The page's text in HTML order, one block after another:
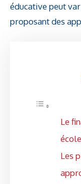
éducative peut
proposant des
Le
Les